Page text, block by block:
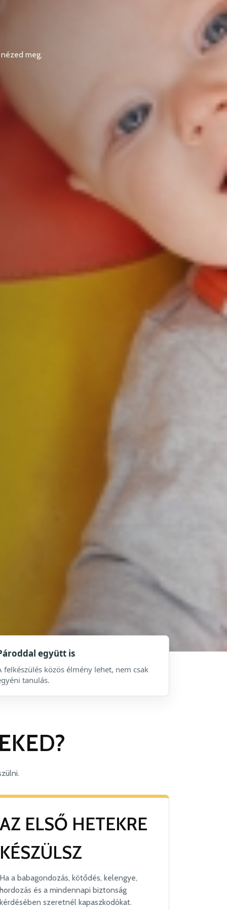
meg,
együtt is
felkészülés közös élmény lehet, nem csak
tanulás.
AZ ELSŐ HETEKRE
KÉSZÜLSZ
Ha a babagondozás, kötődés, kelengye,
hordozás és a mindennapi biztonság
kérdésében szeretnél kapaszkodókat.